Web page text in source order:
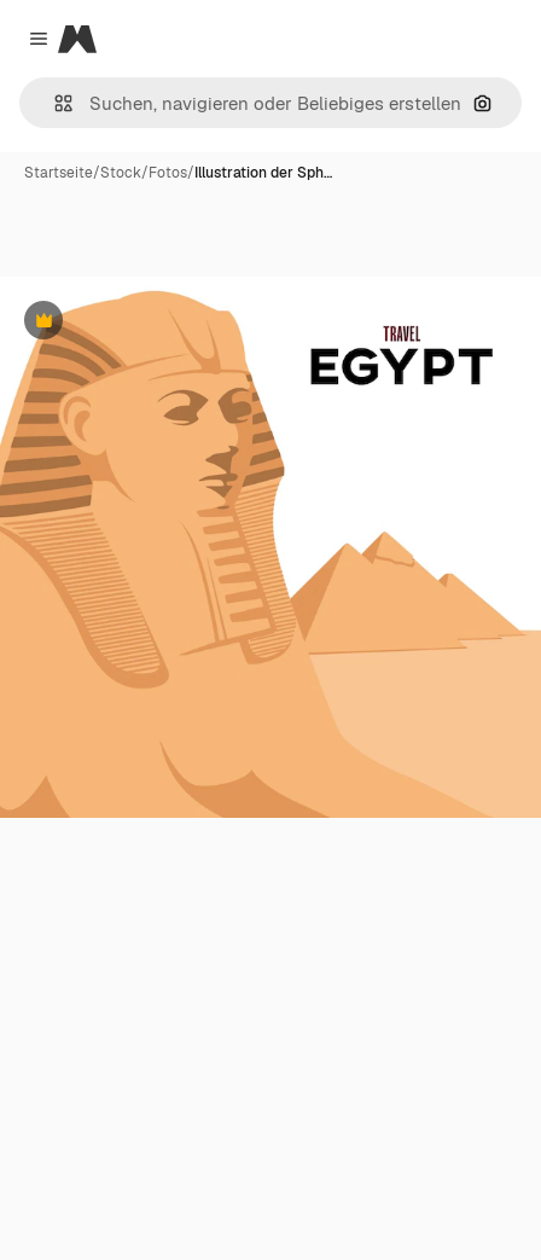
Close menu
Magnific
Nach
Startseite/Stock/Fotos/Illustration der Sph…
Premium